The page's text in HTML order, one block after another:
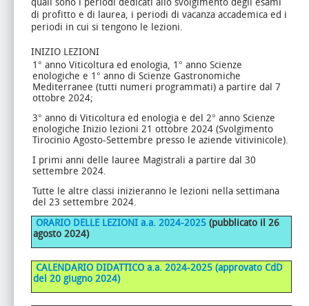
quali sono i periodi dedicati allo svolgimento degli esami
di profitto e di laurea, i periodi di vacanza accademica ed i
periodi in cui si tengono le lezioni.
INIZIO LEZIONI
1° anno Viticoltura ed enologia, 1° anno Scienze
enologiche e 1° anno di Scienze Gastronomiche
Mediterranee (tutti numeri programmati) a partire dal 7
ottobre 2024;
3° anno di Viticoltura ed enologia e del 2° anno Scienze
enologiche Inizio lezioni 21 ottobre 2024 (Svolgimento
Tirocinio Agosto-Settembre presso le aziende vitivinicole).
I primi anni delle lauree Magistrali a partire dal 30
settembre 2024.
Tutte le altre classi inizieranno le lezioni nella settimana
del 23 settembre 2024.
ORARIO DELLE LEZIONI a.a. 2024-2025 (pubblicato il 26
agosto 2024)
CALENDARIO DIDATTICO a.a. 2024-2025 (approvato CdD
del 20 giugno 2024)